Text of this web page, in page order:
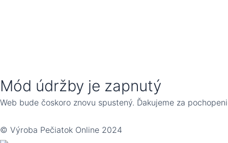
Mód údržby je zapnutý
Web bude čoskoro znovu spustený. Ďakujeme za
© Výroba Pečiatok Online 2024